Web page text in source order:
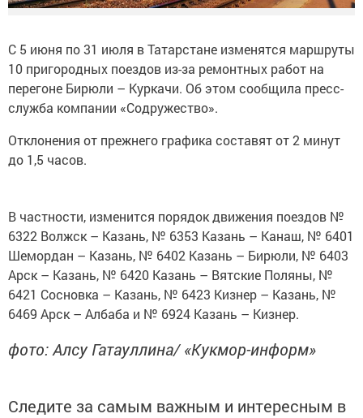
С 5 июня по 31 июля в Татарстане изменятся маршруты
10 пригородных поездов из-за ремонтных работ на
перегоне Бирюли – Куркачи. Об этом сообщила пресс-
служба компании «Содружество».
Отклонения от прежнего графика составят от 2 минут
до 1,5 часов.
В частности, изменится порядок движения поездов №
6322 Волжск – Казань, № 6353 Казань – Канаш, № 6401
Шемордан – Казань, № 6402 Казань – Бирюли, № 6403
Арск – Казань, № 6420 Казань – Вятские Поляны, №
6421 Сосновка – Казань, № 6423 Кизнер – Казань, №
6469 Арск – Албаба и № 6924 Казань – Кизнер.
фото: Алсу Гатауллина/ «Кукмор-информ»
Следите за самым важным и интересным в